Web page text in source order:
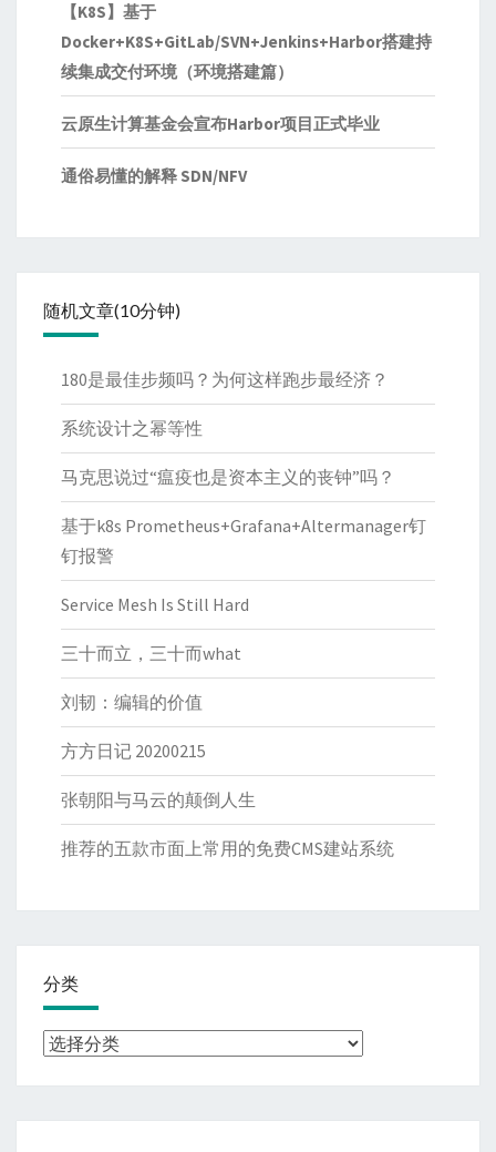
【K8S】基于
Docker+K8S+GitLab/SVN+Jenkins+Harbor搭建持
续集成交付环境（环境搭建篇）
云原生计算基金会宣布Harbor项目正式毕业
通俗易懂的解释 SDN/NFV
随机文章(10分钟)
180是最佳步频吗？为何这样跑步最经济？
系统设计之幂等性
马克思说过“瘟疫也是资本主义的丧钟”吗？
基于k8s Prometheus+Grafana+Altermanager钉
钉报警
Service Mesh Is Still Hard
三十而立，三十而what
刘韧：编辑的价值
方方日记 20200215
张朝阳与马云的颠倒人生
推荐的五款市面上常用的免费CMS建站系统
分类
分